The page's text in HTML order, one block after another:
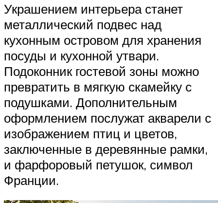
Украшением интерьера станет
металлический подвес над
кухонным островом для хранения
посуды и кухонной утвари.
Подоконник гостевой зоны можно
превратить в мягкую скамейку с
подушками. Дополнительным
оформлением послужат акварели с
изображением птиц и цветов,
заключенные в деревянные рамки,
и фарфоровый петушок, символ
Франции.